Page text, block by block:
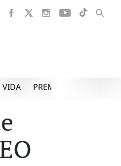
VIDA PREMIUM